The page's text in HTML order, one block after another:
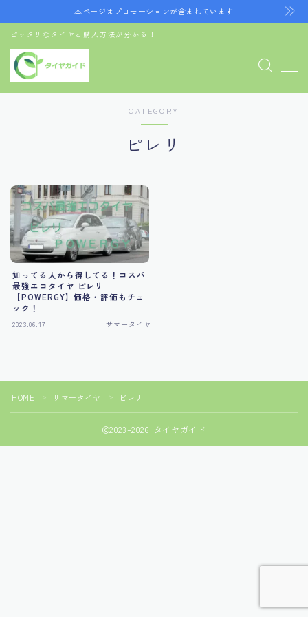
本ページはプロモーションが含まれています
ピッタリなタイヤと購入方法が分かる！
MENU
お問い合わせ
デモプリセット記事 Part07
利用規約／特定商取引法に基づく表記
有料記事の決済完了ページ
CATEGORY
ピレリ
知ってる人から得してる！コスパ
最強エコタイヤ ピレリ
【POWERGY】価格・評価もチェ
ック！
2023.06.17 サマータイヤ
HOME ＞ サマータイヤ ＞ ピレリ
2023–2026 タイヤガイド